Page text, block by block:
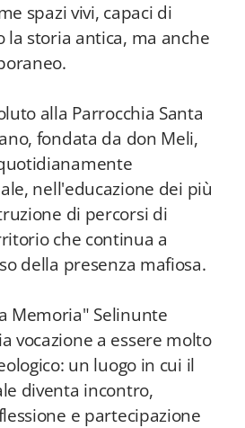
spazi vivi, capaci di
la storia antica, ma anche
alla Parrocchia Santa
fondata da don Meli,
nell'educazione dei più
di percorsi di
che continua a
della presenza mafiosa.
Memoria" Selinunte
vocazione a essere molto
un luogo in cui il
diventa incontro,
e partecipazione